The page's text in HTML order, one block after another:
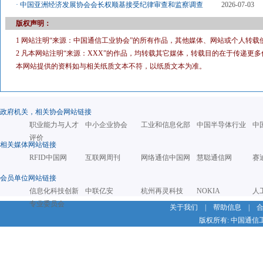
·中国亚洲经济发展协会会长权顺基接受纪律审查和监察调查 2026-07-03
版权声明：
1 网站注明“来源：中国通信工业协会”的所有作品，其他媒体、网站或个人转
2 凡本网站注明“来源：XXX”的作品，均转载其它媒体，转载目的在于传递更
本网站提供的资料如与相关纸质文本不符，以纸质文本为准。
政府机关，相关协会网站链接
职业能力与人才
评价
中小企业协会 工业和信息化部 中国半导体行业 中
相关媒体网站链接
RFID中国网
互联网周刊 网络通信中国网 慧聪通信网 赛
会员单位网站链接
信息化科技创新
专业委员会
中联亿安 杭州再灵科技 NOKIA
人
关于我们
帮助信息
版权所有: 中国通信